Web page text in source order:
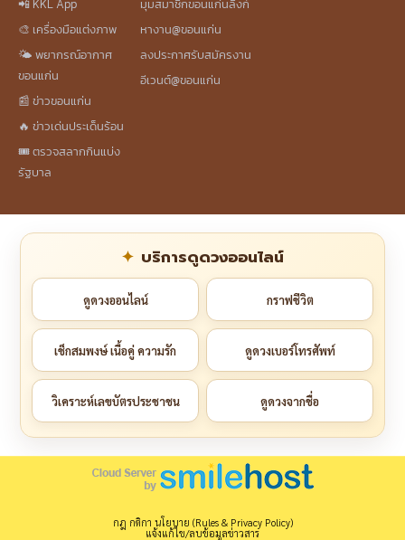
📲 KKL App
🎨 เครื่องมือแต่งภาพ
🌤️ พยากรณ์อากาศ
ขอนแก่น
📰 ข่าวขอนแก่น
🔥 ข่าวเด่นประเด็นร้อน
🎟️ ตรวจสลากกินแบ่ง
รัฐบาล
มุมสมาชิกขอนแก่นลิงก์
หางาน@ขอนแก่น
ลงประกาศรับสมัครงาน
อีเวนต์@ขอนแก่น
บริการดูดวงออนไลน์
ดูดวงออนไลน์ กราฟชีวิต
เช็กสมพงษ์ เนื้อคู่ ความรัก ดูดวงเบอร์โทรศัพท์
วิเคราะห์เลขบัตรประชาชน ดูดวงจากชื่อ
กฎ กติกา นโยบาย (Rules & Privacy Policy)
แจ้งแก้ไข/ลบข้อมูลข่าวสาร